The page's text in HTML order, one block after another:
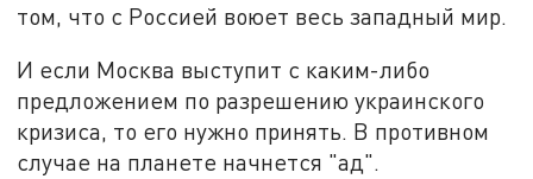
том, что с Россией воюет весь западный мир.
И если Москва выступит с каким-либо
предложением по разрешению украинского
кризиса, то его нужно принять. В противном
случае на планете начнется "ад".